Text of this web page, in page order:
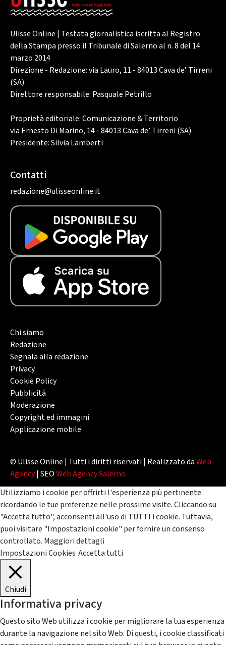
Ulisse Online | Testata giornalistica iscritta al Registro
della Stampa presso il Tribunale di Salerno al n. 8 del 14
marzo 2014
Direzione - Redazione: via Lauro, 11 - 84013 Cava de’ Tirreni
(SA)
Direttore responsabile: Pasquale Petrillo
Proprietà editoriale: Comunicazione & Territorio
via Ernesto Di Marino, 14 - 84013 Cava de’ Tirreni (SA)
Presidente: Silvia Lamberti
Contatti
redazione@ulisseonline.it
Chi siamo
Redazione
Segnala alla redazione
Privacy
Cookie Policy
Pubblicità
Moderazione
Copyright ed immagini
Applicazione mobile
© Ulisse Online | Tutti i diritti riservati | Realizzato daWeb
Agency| SEOWeb Agency Salerno
Utilizziamo i cookie per offrirti l'esperienza più pertinente
ricordando le tue preferenze nelle prossime visite. Cliccando su
"Accetta tutto", acconsenti all'uso di TUTTI i cookie. Tuttavia,
puoi visitare "Impostazioni cookie" per fornire un consenso
controllato. Maggiori dettagli
Impostazioni Cookies Accetta tutti
Chiudi
Informativa privacy
Questo sito Web utilizza i cookie per migliorare la tua esperienza
durante la navigazione nel sito Web. Di questi, i cookie classificati